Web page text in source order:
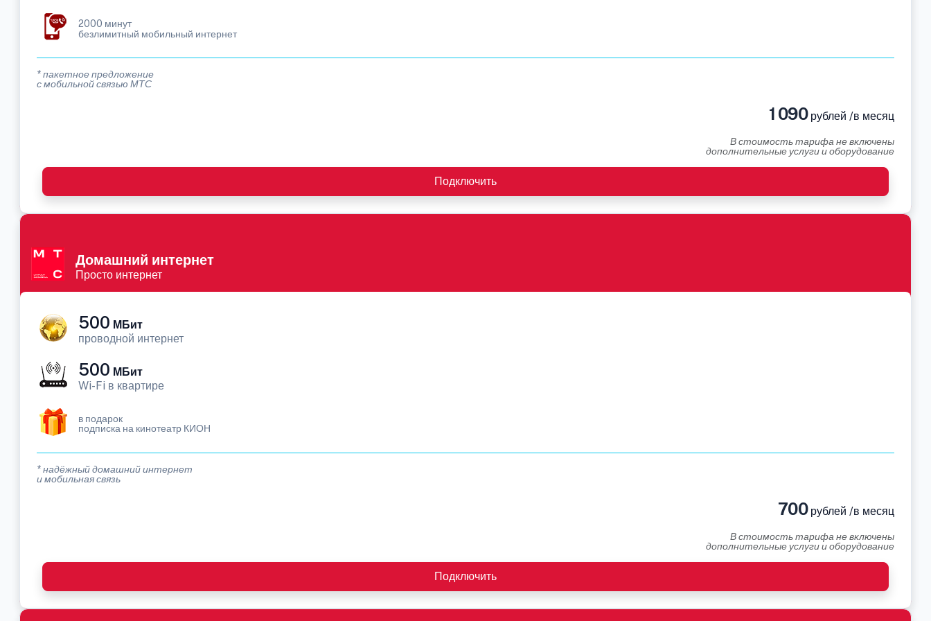
2000 минут
безлимитный мобильный интернет
* пакетное предложение
с мобильной связью МТС
1 090рублей /в месяц
В стоимость тарифа не включены
дополнительные услуги и оборудование
Подключить
Домашний интернет
Просто интернет
500 МБит
проводной интернет
500 МБит
Wi-Fi в квартире
в подарок
подписка на кинотеатр КИОН
* надёжный домашний интернет
и мобильная связь
700рублей /в месяц
В стоимость тарифа не включены
дополнительные услуги и оборудование
Подключить